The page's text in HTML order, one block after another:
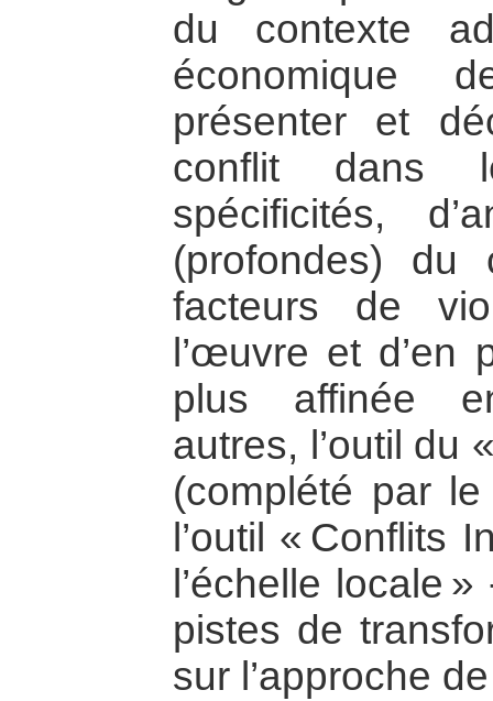
du contexte
économique
présenter et
conflit dans
spécificités,
(profondes)
facteurs de
l’œuvre et d’en
plus affinée
autres, l’outil du
(complété par
l’outil « Conflits
l’échelle locale
pistes de
sur l’approche de